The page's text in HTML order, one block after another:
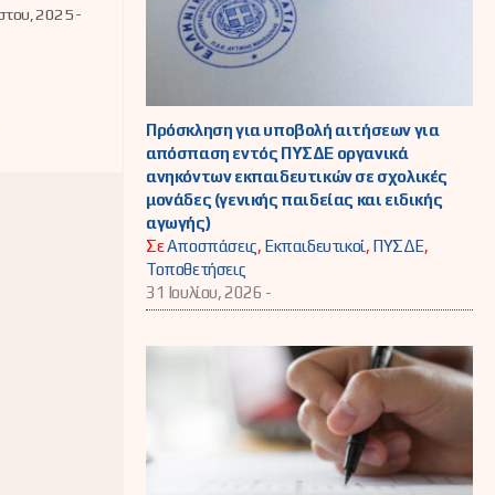
του
2025 -
Πρόσκληση για υποβολή αιτήσεων για
απόσπαση εντός ΠΥΣΔΕ οργανικά
ανηκόντων εκπαιδευτικών σε σχολικές
μονάδες (γενικής παιδείας και ειδικής
αγωγής)
ΣεΑποσπάσεις, Εκπαιδευτικοί, ΠΥΣΔΕ,
Τοποθετήσεις
31 Ιουλίου, 2026 -